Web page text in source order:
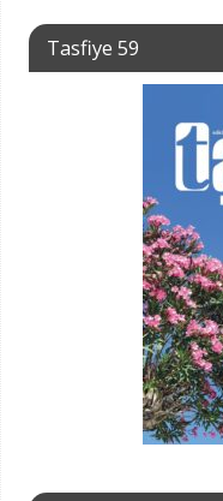
Tasfiye 59